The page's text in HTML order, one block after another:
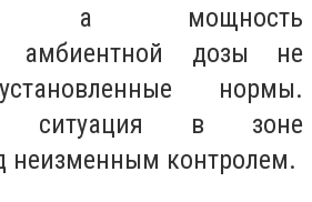
а мощность
амбиентной дозы не
нормы.
ситуация в зоне
неизменным контролем.